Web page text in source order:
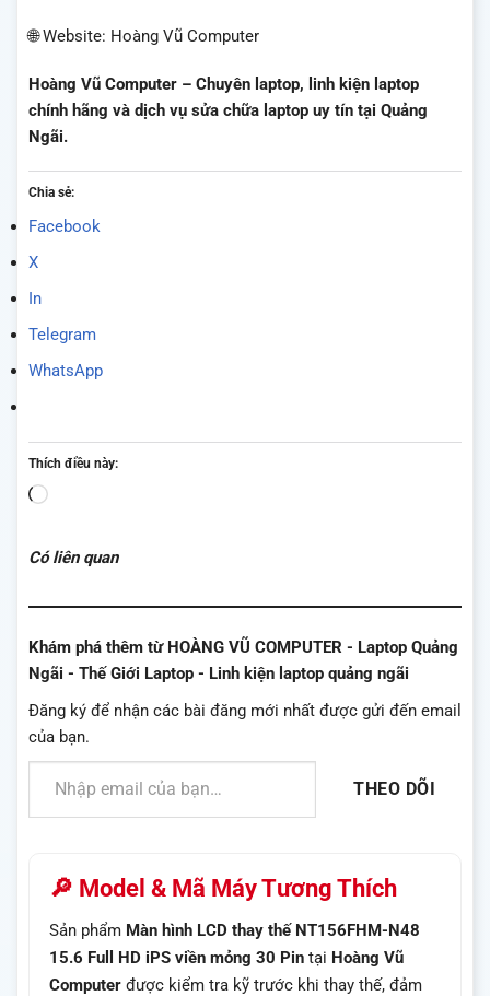
🌐 Website: Hoàng Vũ Computer
Hoàng Vũ Computer – Chuyên laptop, linh kiện laptop
chính hãng và dịch vụ sửa chữa laptop uy tín tại Quảng
Ngãi.
Chia sẻ:
Facebook
X
In
Telegram
WhatsApp
Thích điều này:
Đang
Có liên quan
Khám phá thêm từ HOÀNG VŨ COMPUTER - Laptop Quảng
Ngãi - Thế Giới Laptop - Linh kiện laptop quảng ngãi
Đăng ký để nhận các bài đăng mới nhất được gửi đến email
của bạn.
Nhập email của bạn…
THEO DÕI
🔎 Model & Mã Máy Tương Thích
Sản phẩm Màn hình LCD thay thế NT156FHM-N48
15.6 Full HD iPS viền mỏng 30 Pin tại Hoàng Vũ
Computer được kiểm tra kỹ trước khi thay thế, đảm